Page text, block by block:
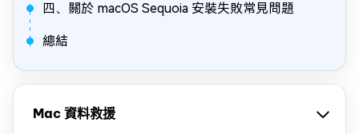
四、關於 macOS Sequoia 安裝失敗常見問題
總結
Mac 資料救援